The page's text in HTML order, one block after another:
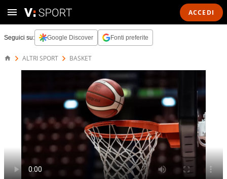
ACCEDI
Seguici su: Google Discover Fonti preferite
ALTRI SPORT BASKET